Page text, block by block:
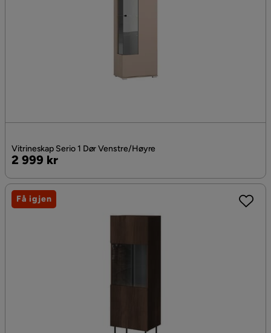
Vitrineskap Serio 1 Dør Venstre/Høyre
Pris
2 999 kr
Få igjen